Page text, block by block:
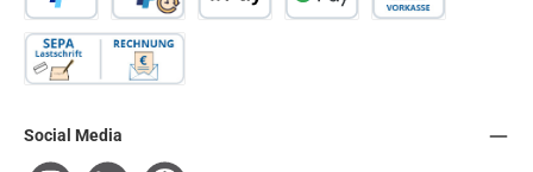
Social Media